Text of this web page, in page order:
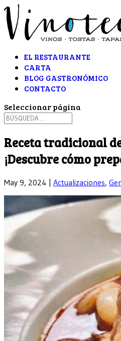
EL RESTAURANTE
CARTA
BLOG GASTRONÓMICO
CONTACTO
Seleccionar página
Receta tradicional
¡Descubre cómo
May 9, 2024 | Actualizaciones,